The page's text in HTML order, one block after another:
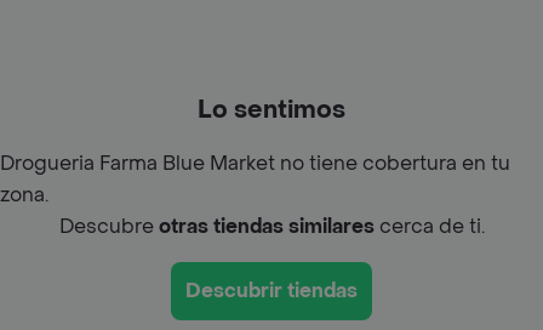
Lo sentimos
Drogueria Farma Blue Market no tiene cobertura en tu
zona.
Descubreotras tiendas similarescerca de ti.
Descubrir tiendas